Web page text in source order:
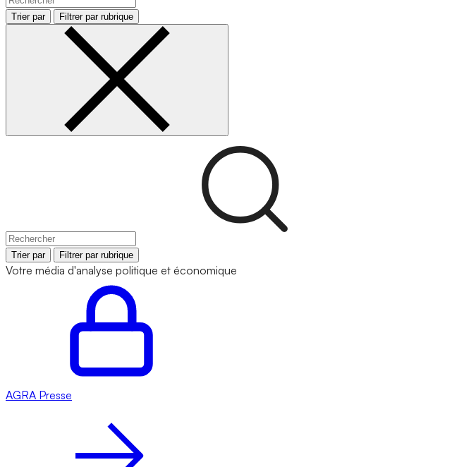
Trier par Filtrer par rubrique
Trier par Filtrer par rubrique
Votre média d'analyse politique et économique
AGRA Presse